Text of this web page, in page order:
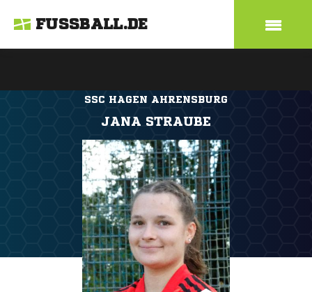
FUSSBALL.DE
SSC HAGEN AHRENSBURG
JANA STRAUBE